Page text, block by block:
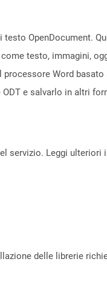
OpenDocument.
testo, immagini,
Word basato
e salvarlo in altri
servizio. Leggi
delle librerie